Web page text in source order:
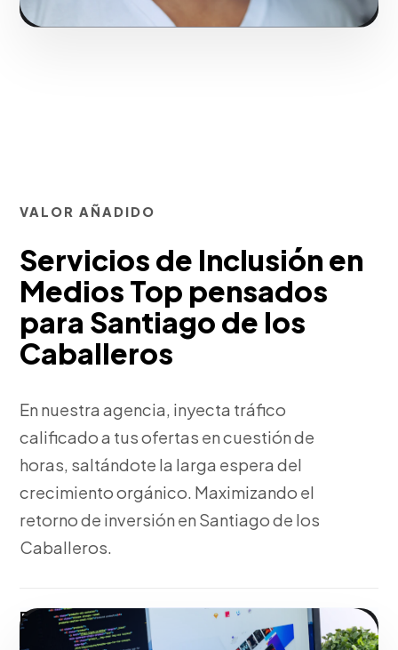
VALOR AÑADIDO
Servicios de Inclusión en
Medios Top pensados
para Santiago de los
Caballeros
En nuestra agencia, inyecta tráfico
calificado a tus ofertas en cuestión de
horas, saltándote la larga espera del
crecimiento orgánico. Maximizando el
retorno de inversión en Santiago de los
Caballeros.
Fase 2:Desde nuestra experiencia, diseño de la
estructura de campaña y creatividades.